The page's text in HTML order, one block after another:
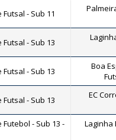
- Sub 11
- Sub 13
- Sub 13
Boa
- Sub 13 EC
- Sub 13 -
Laginha